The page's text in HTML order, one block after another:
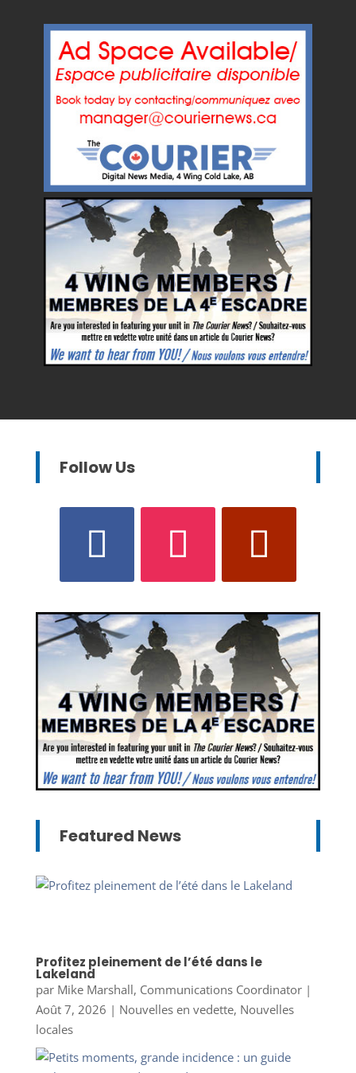
Follow Us
Featured News
Profitez pleinement de l’été dans le
Lakeland
par Mike Marshall, Communications Coordinator|
Août 7, 2026 | Nouvelles en vedette, Nouvelles
locales